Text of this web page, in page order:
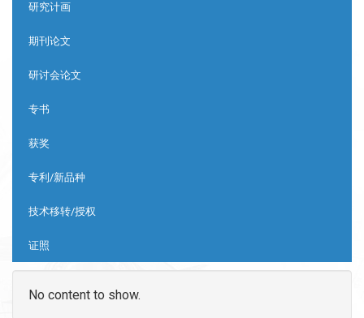
研究计画
期刊论文
研讨会论文
专书
获奖
专利/新品种
技术移转/授权
证照
No content to show.